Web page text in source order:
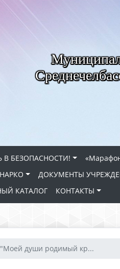
В БЕЗОПАСНОСТИ!
ДОКУМЕНТЫ
КАТАЛОГ КОНТАКТЫ
"Моей души родимый кр...